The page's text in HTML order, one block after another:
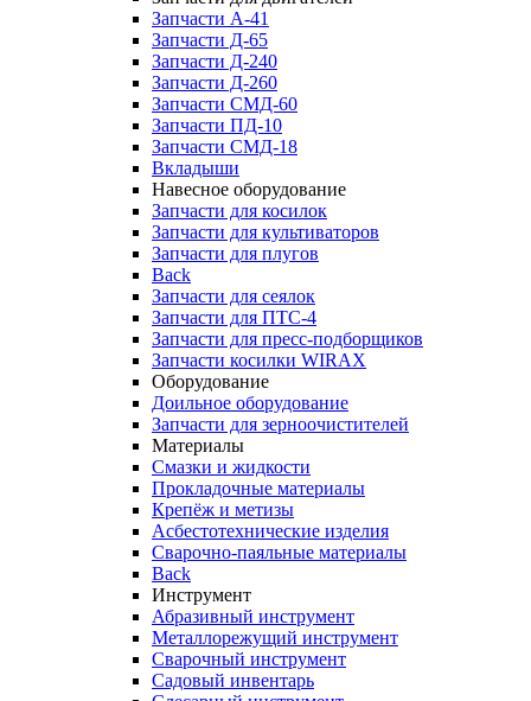
Запчасти А-41
Запчасти Д-65
Запчасти Д-240
Запчасти Д-260
Запчасти СМД-60
Запчасти ПД-10
Запчасти СМД-18
Вкладыши
Навесное оборудование
Запчасти для косилок
Запчасти для культиваторов
Запчасти для плугов
Back
Запчасти для сеялок
Запчасти для ПТС-4
Запчасти для пресс-подборщиков
Запчасти косилки WIRAX
Оборудование
Доильное оборудование
Запчасти для зерноочистителей
Материалы
Смазки и жидкости
Прокладочные материалы
Крепёж и метизы
Асбестотехнические изделия
Сварочно-паяльные материалы
Back
Инструмент
Абразивный инструмент
Металлорежущий инструмент
Сварочный инструмент
Садовый инвентарь